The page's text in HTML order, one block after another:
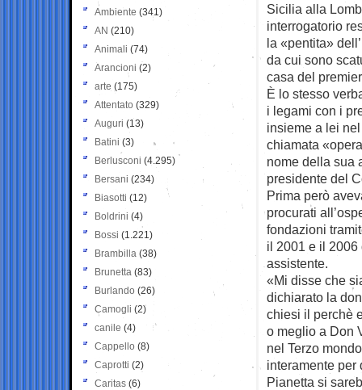
Sicilia alla
interrogatorio
la «pentita»
da cui sono
casa del
È lo stesso
i legami con i
insieme a lei
chiamata
nome della sua
presidente del
Prima però
procurati
fondazioni
il 2001 e il
assistente.
«Mi disse che
dichiarato la
chiesi il perchè
o meglio a Don
nel Terzo
interamente per
Pianetta si
Ambiente (341)
AN (210)
Animali (74)
Arancioni (2)
arte (175)
Attentato (329)
Auguri (13)
Batini (3)
Berlusconi (4.295)
Bersani (234)
Biasotti (12)
Boldrini (4)
Bossi (1.221)
Brambilla (38)
Brunetta (83)
Burlando (26)
Camogli (2)
canile (4)
Cappello (8)
Caprotti (2)
Caritas (6)